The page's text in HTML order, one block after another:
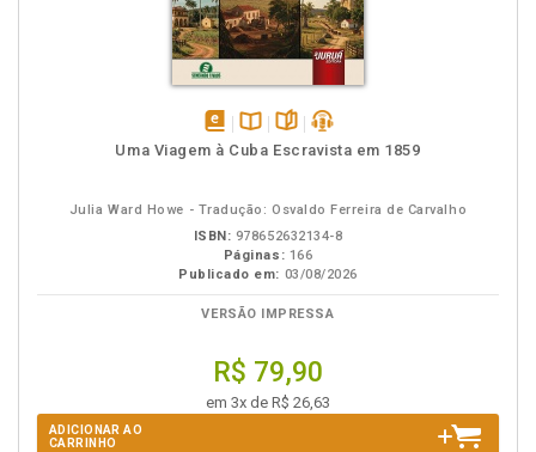
disponívelDisponível
páginaspodcast
Uma Viagem à Cuba Escravista em 1859
Julia Ward Howe - Tradução: Osvaldo Ferreira de Carvalho
ISBN: 978652632134-8
Páginas: 166
Publicado em: 03/08/2026
VERSÃO IMPRESSA
R$ 79,90
em 3x de R$ 26,63
ADICIONAR AO
CARRINHO